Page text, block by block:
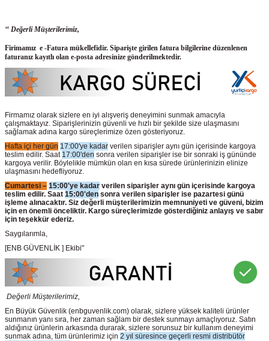
‘‘ Değerli Müşterilerimiz,
Firimamız e -Fatura mükellefidir. Siparişte girilen fatura bilgilerine düzenlenen
faturanız kayıtlı olan e-posta adresinize gönderilmektedir.
Firmamız olarak sizlere en iyi alışveriş deneyimini sunmak amacıyla
çalışmaktayız. Siparişlerinizin güvenli ve hızlı bir şekilde size ulaşmasını
sağlamak adına kargo süreçlerimize özen gösteriyoruz.
Hafta içi her gün 17:00'ye kadar verilen siparişler aynı gün içerisinde kargoya
teslim edilir. Saat 17:00'den sonra verilen siparişler ise bir sonraki iş gününde
kargoya verilir. Böylelikle mümkün olan en kısa sürede ürünlerinizin elinize
ulaşmasını hedefliyoruz.
Cumartesi – 15:00'ye kadar verilen siparişler aynı gün içerisinde kargoya
teslim edilir. Saat 15:00'den sonra verilen siparişler ise pazartesi günü
işleme alınacaktır. Siz değerli müşterilerimizin memnuniyeti ve güveni, bizim
için en önemli önceliktir. Kargo süreçlerimizde gösterdiğiniz anlayış ve sabır
için teşekkür ederiz.
Saygılarımla,
[ENB GÜVENLİK ] Ekibi"
Değerli Müşterilerimiz,
En Büyük Güvenlik (enbguvenlik.com) olarak, sizlere yüksek kaliteli ürünler
sunmanın yanı sıra, her zaman sağlam bir destek sunmayı amaçlıyoruz. Satın
aldığınız ürünlerin arkasında durarak, sizlere sorunsuz bir kullanım deneyimi
sunmak adına, tüm ürünlerimiz için 2 yıl süresince geçerli resmi distribütör